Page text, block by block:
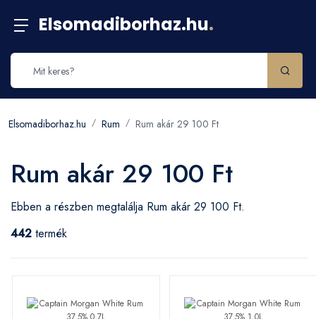
Elsomadiborhaz.hu.
Elsomadiborhaz.hu Rum Rum akár 29 100 Ft
Rum akár 29 100 Ft
Ebben a részben megtalálja Rum akár 29 100 Ft.
442 termék